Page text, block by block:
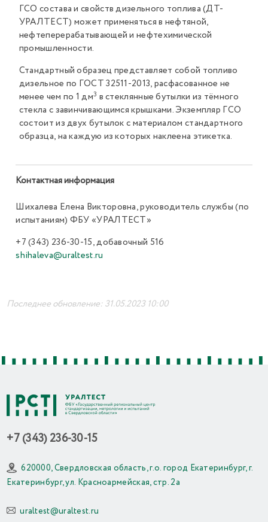
ГСО состава и свойств дизельного топлива (ДТ-
УРАЛТЕСТ) может применяться в нефтяной,
нефтеперерабатывающей и нефтехимической
промышленности.
Стандартный образец представляет собой топливо
дизельное по ГОСТ 32511-2013, расфасованное не
менее чем по 1 дм3 в стеклянные бутылки из тёмного
стекла с завинчивающимся крышками. Экземпляр ГСО
состоит из двух бутылок с материалом стандартного
образца, на каждую из которых наклеена этикетка.
Контактная информация
Шихалева Елена Викторовна, руководитель службы (по
испытаниям) ФБУ «УРАЛТЕСТ»
+7 (343) 236-30-15, добавочный 516
shihaleva@uraltest.ru
Последнее обновление: 31.05.2023 10:00
+7 (343) 236-30-15
620000, Свердловская область, г.о. город Екатеринбург, г.
Екатеринбург, ул. Красноармейская, стр. 2а
uraltest@uraltest.ru